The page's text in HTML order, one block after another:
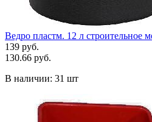
Ведро пластм. 12 л строительное
139 руб.
130.66 руб.
В наличии: 31 шт